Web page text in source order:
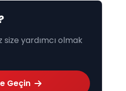
yardımcı olmak
Geçin